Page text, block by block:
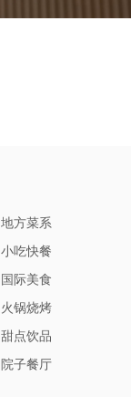
地方菜系
小吃快餐
国际美食
火锅烧烤
甜点饮品
院子餐厅